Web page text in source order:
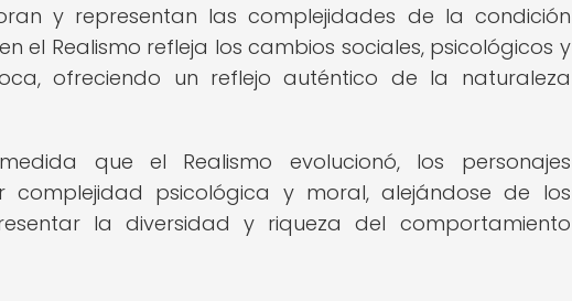
y representan las complejidades de la condición
el Realismo refleja los cambios sociales, psicológicos y
ofreciendo un reflejo auténtico de la naturaleza
que el Realismo evolucionó, los personajes
psicológica y moral, alejándose de los
la diversidad y riqueza del comportamiento